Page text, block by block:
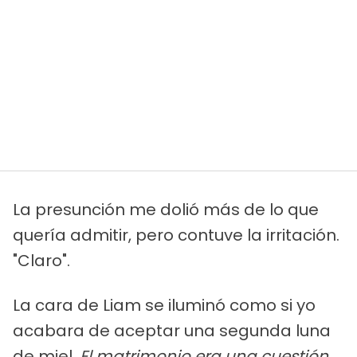
La presunción me dolió más de lo que
quería admitir, pero contuve la irritación.
"Claro".
La cara de Liam se iluminó como si yo
acabara de aceptar una segunda luna